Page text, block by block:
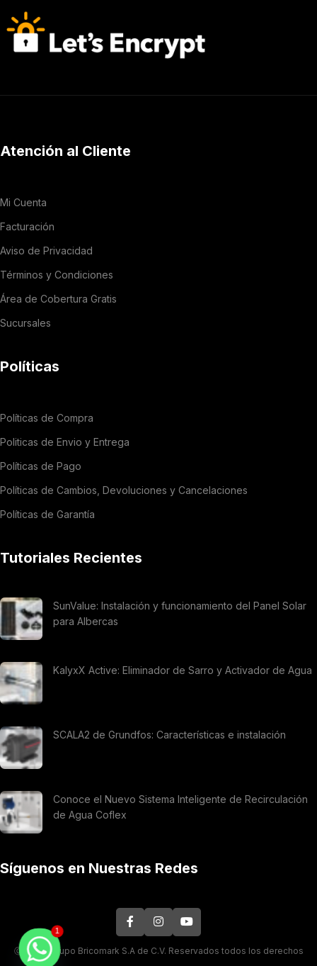
Atención al Cliente
Mi Cuenta
Facturación
Aviso de Privacidad
Términos y Condiciones
Área de Cobertura Gratis
Sucursales
Políticas
Políticas de Compra
Politicas de Envio y Entrega
Políticas de Pago
Políticas de Cambios, Devoluciones y Cancelaciones
Políticas de Garantía
Tutoriales Recientes
SunValue: Instalación y funcionamiento del Panel Solar
para Albercas
KalyxX Active: Eliminador de Sarro y Activador de Agua
SCALA2 de Grundfos: Características e instalación
Conoce el Nuevo Sistema Inteligente de Recirculación
de Agua Coflex
Síguenos en Nuestras Redes
Ⓒ 2026. Grupo Bricomark S.A de C.V. Reservados todos los derechos
1